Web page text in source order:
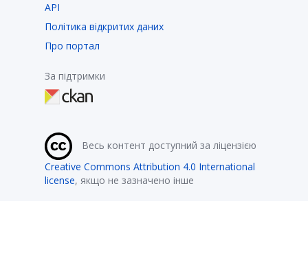
API
Політика відкритих даних
Про портал
За підтримки
Весь контент доступний за ліцензією
Creative Commons Attribution 4.0 International
license, якщо не зазначено інше